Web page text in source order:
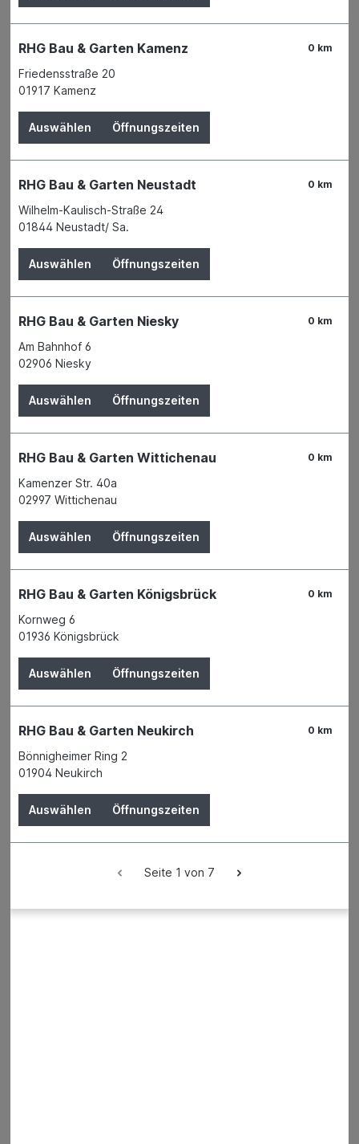
Fußmatten
Bodenbeläge Zubehör
Verkleidungen und Dekor Hartschaum
Innenausbau
Mauern & Verputzen
Holz
Tiefbau
Maschinen & Werkzeuge
Garten
Wohnen & Freizeit
Karriere
Filter
Kantenprofil 3555 17mm 2,5m
schwarz mit
Das PROTEKTOR Kantenprofil, PVC, für
0 km
RHG Bau & Garten Kamenz
Friedensstraße 20
01917 Kamenz
Auswählen Öffnungszeiten
0 km
RHG Bau & Garten Neustadt
Wilhelm-Kaulisch-Straße 24
01844 Neustadt/ Sa.
Auswählen Öffnungszeiten
0 km
RHG Bau & Garten Niesky
Am Bahnhof 6
02906 Niesky
Auswählen Öffnungszeiten
0 km
RHG Bau & Garten Wittichenau
Kamenzer Str. 40a
02997 Wittichenau
Auswählen Öffnungszeiten
0 km
RHG Bau & Garten Königsbrück
Kornweg 6
01936 Königsbrück
Auswählen Öffnungszeiten
0 km
RHG Bau & Garten Neukirch
Bönnigheimer Ring 2
01904 Neukirch
Auswählen Öffnungszeiten
Seite 1 von 7